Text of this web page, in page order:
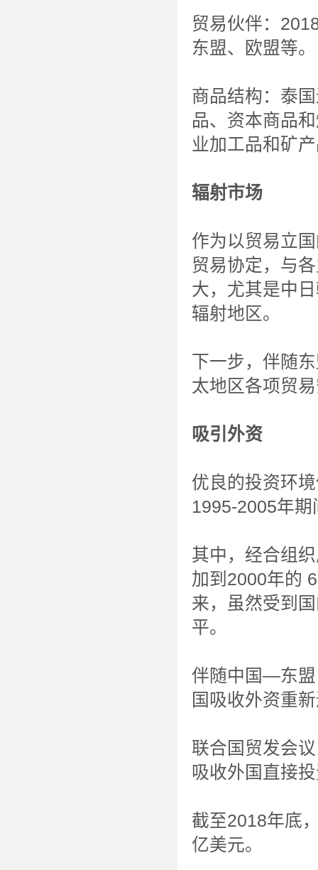
贸易伙伴：
东盟、欧盟等。
商品结构：泰
品、资本商品
业加工品和矿
辐射市场
作为以贸易立
贸易协定，与
大，尤其是中
辐射地区。
下一步，伴随
太地区各项贸
吸引外资
优良的投资环
1995-2005年
其中，经合组
加到2000年的
来，虽然受到
平。
伴随中国—东盟
国吸收外资重
联合国贸发会
吸收外国直接
截至2018年底
亿美元。